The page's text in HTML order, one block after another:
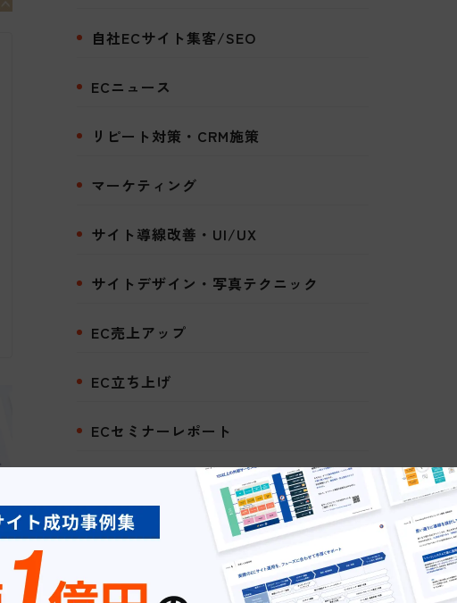
自社ECサイト集客/SEO
ECニュース
リピート対策・CRM施策
マーケティング
サイト導線改善・UI/UX
サイトデザイン・写真テクニック
EC売上アップ
EC立ち上げ
ECセミナーレポート
EC成功事例インタビュー